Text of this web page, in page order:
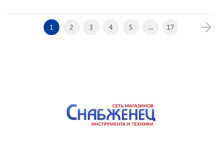
1 2 3 4 5 ... 17